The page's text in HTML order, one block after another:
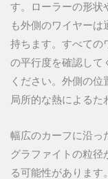
す。ローラーの形状
も外側のワイヤー
持ちます。すべての
の平行度を確認して
ください。外側の位
局所的な熱によるた
幅広のカーフに沿っ
グラファイトの粒径
る可能性があります